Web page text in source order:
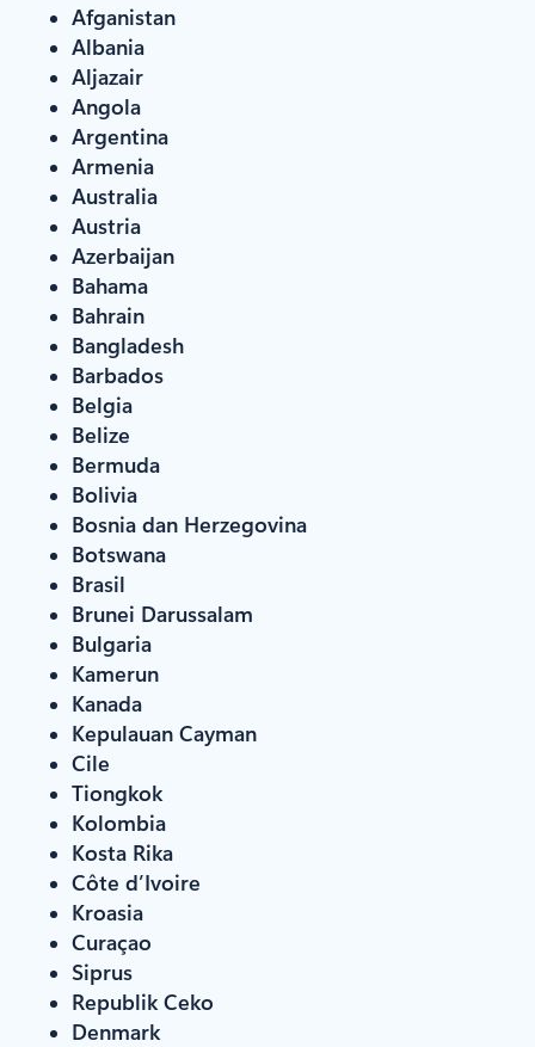
Afganistan
Albania
Aljazair
Angola
Argentina
Armenia
Australia
Austria
Azerbaijan
Bahama
Bahrain
Bangladesh
Barbados
Belgia
Belize
Bermuda
Bolivia
Bosnia dan Herzegovina
Botswana
Brasil
Brunei Darussalam
Bulgaria
Kamerun
Kanada
Kepulauan Cayman
Cile
Tiongkok
Kolombia
Kosta Rika
Côte d’Ivoire
Kroasia
Curaçao
Siprus
Republik Ceko
Denmark